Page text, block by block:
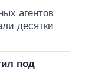
агентов
десятки
под